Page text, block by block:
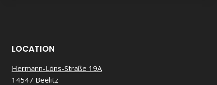
LOCATION
Hermann-Löns-Straße 19A
14547 Beelitz